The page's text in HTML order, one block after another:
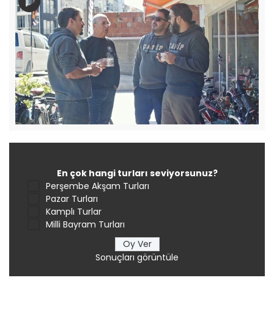
En çok hangi turları seviyorsunuz?
Perşembe Akşam Turları
Pazar Turları
Kamplı Turlar
Milli Bayram Turları
Sonuçları görüntüle